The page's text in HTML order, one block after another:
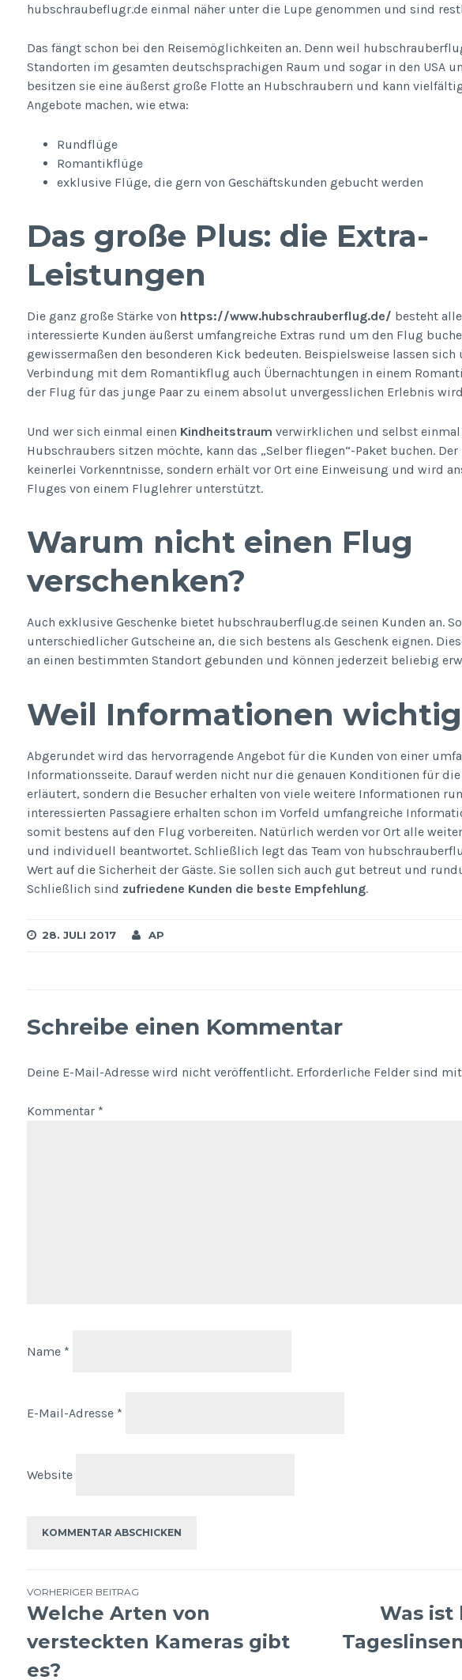
hubschraubeflugr.de einmal näher unter die Lupe genommen und sind
Das fängt schon bei den Reisemöglichkeiten an. Denn weil
Standorten im gesamten deutschsprachigen Raum und sogar in den USA
besitzen sie eine äußerst große Flotte an Hubschraubern und kann
Angebote machen, wie etwa:
Rundflüge
Romantikflüge
exklusive Flüge, die gern von Geschäftskunden gebucht werden
Das große Plus: die Extra-
Leistungen
Die ganz große Stärke von https://www.hubschrauberflug.de/ besteht
interessierte Kunden äußerst umfangreiche Extras rund um den Flug
gewissermaßen den besonderen Kick bedeuten. Beispielsweise lassen sich
Verbindung mit dem Romantikflug auch Übernachtungen in einem
der Flug für das junge Paar zu einem absolut unvergesslichen Erlebnis
Und wer sich einmal einen Kindheitstraum verwirklichen und selbst einmal
Hubschraubers sitzen möchte, kann das „Selber fliegen“-Paket buchen.
keinerlei Vorkenntnisse, sondern erhält vor Ort eine Einweisung und wird
Fluges von einem Fluglehrer unterstützt.
Warum nicht einen Flug
verschenken?
Auch exklusive Geschenke bietet hubschrauberflug.de seinen Kunden an.
unterschiedlicher Gutscheine an, die sich bestens als Geschenk eignen.
an einen bestimmten Standort gebunden und können jederzeit beliebig
Weil Informationen
Abgerundet wird das hervorragende Angebot für die Kunden von einer
Informationsseite. Darauf werden nicht nur die genauen Konditionen für
erläutert, sondern die Besucher erhalten von viele weitere Informationen
interessierten Passagiere erhalten schon im Vorfeld umfangreiche
somit bestens auf den Flug vorbereiten. Natürlich werden vor Ort alle
und individuell beantwortet. Schließlich legt das Team von
Wert auf die Sicherheit der Gäste. Sie sollen sich auch gut betreut und
Schließlich sind zufriedene Kunden die beste Empfehlung.
28. JULI 2017 AP
Schreibe einen Kommentar
Deine E-Mail-Adresse wird nicht veröffentlicht. Erforderliche Felder sind mit
Kommentar *
Name *
E-Mail-Adresse *
Website
Beitragsnavigation
VORHERIGER BEITRAG
Welche Arten von
versteckten Kameras gibt
es?
Was ist